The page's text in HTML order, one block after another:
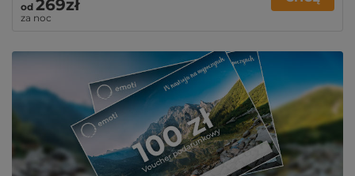
od 269zł
za noc